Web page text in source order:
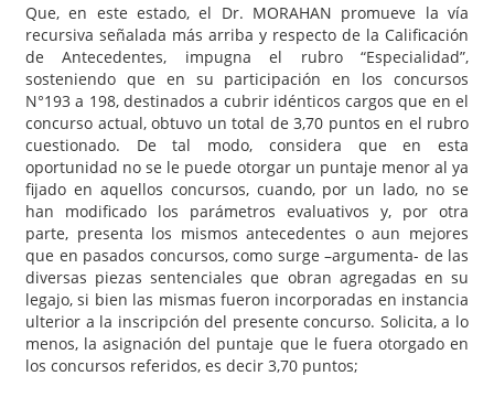
Que, en este estado, el Dr. MORAHAN promueve la vía
recursiva señalada más arriba y respecto de la Calificación
de Antecedentes, impugna el rubro “Especialidad”,
sosteniendo que en su participación en los concursos
N°193 a 198, destinados a cubrir idénticos cargos que en el
concurso actual, obtuvo un total de 3,70 puntos en el rubro
cuestionado. De tal modo, considera que en esta
oportunidad no se le puede otorgar un puntaje menor al ya
fijado en aquellos concursos, cuando, por un lado, no se
han modificado los parámetros evaluativos y, por otra
parte, presenta los mismos antecedentes o aun mejores
que en pasados concursos, como surge –argumenta- de las
diversas piezas sentenciales que obran agregadas en su
legajo, si bien las mismas fueron incorporadas en instancia
ulterior a la inscripción del presente concurso. Solicita, a lo
menos, la asignación del puntaje que le fuera otorgado en
los concursos referidos, es decir 3,70 puntos;